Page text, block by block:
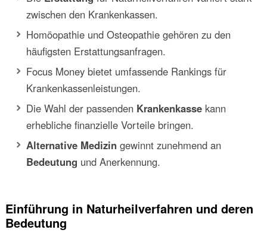
zwischen den Krankenkassen.
Homöopathie und Osteopathie gehören zu den
häufigsten Erstattungsanfragen.
Focus Money bietet umfassende Rankings für
Krankenkassenleistungen.
Die Wahl der passenden Krankenkassekann
erhebliche finanzielle Vorteile bringen.
Alternative Medizin gewinnt zunehmend an
Bedeutung und Anerkennung.
Einführung in Naturheilverfahren und deren
Bedeutung